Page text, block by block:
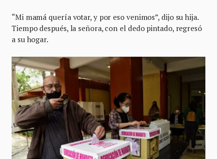
“Mi mamá quería votar, y por eso venimos”, dijo su hija.
Tiempo después, la señora, con el dedo pintado, regresó
a su hogar.